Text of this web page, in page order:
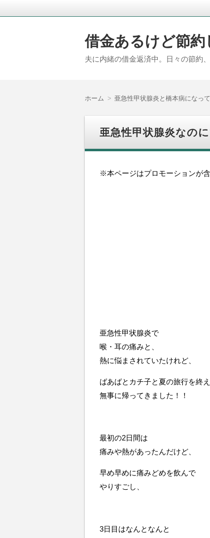
借金あるけど節
夫に内緒の借金返済中。日々の節約
ホーム 亜急性甲状腺炎と橋本病になっ
亜急性甲状腺炎なの
※本ページはプロモーションが含
亜急性甲状腺炎で
喉・耳の痛みと、
熱に悩まされていたけれど、
ばあばとカチ子と夏の旅行を終
無事に帰ってきました！！
最初の2日間は
痛みや熱があったんだけど、
早め早めに痛みどめを飲んで
やりすごし、
3日目はなんとなんと